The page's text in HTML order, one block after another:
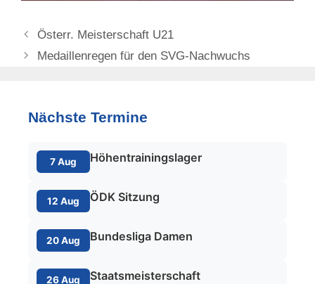
Österr. Meisterschaft U21
Medaillenregen für den SVG-Nachwuchs
Nächste Termine
7 Aug Höhentrainingslager
12 Aug ÖDK Sitzung
20 Aug Bundesliga Damen
26 Aug Staatsmeisterschaft